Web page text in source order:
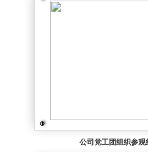
公司党工团组织参观